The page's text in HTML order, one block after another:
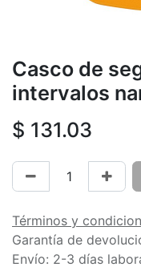
Casco de
intervalos
$ 131.03
Términos y
Garantía de
Envío: 2-3 días